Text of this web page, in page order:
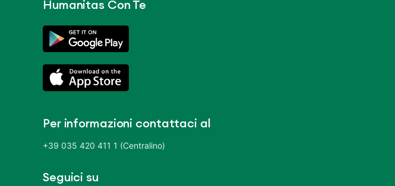
Humanitas Con Te
Per informazioni contattaci al
+39 035 420 411 1 (Centralino)
Seguici su